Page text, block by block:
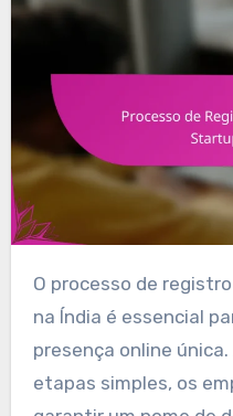
O processo de registro de domínio para startups
na Índia é essencial
presença online
etapas simples, os